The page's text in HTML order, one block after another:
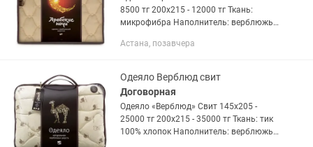
8500 тг 200х215 - 12000 тг Ткань:
микрофибра Наполнитель: верблюжья
Производство: Россия При покупке от
Астана, позавчера
Одеяло Верблюд свит
Договорная
Одеяло «Верблюд» Свит 145х205 -
25000 тг 200х215 - 35000 тг Ткань: тик
100% хлопок Наполнитель: верблюжья